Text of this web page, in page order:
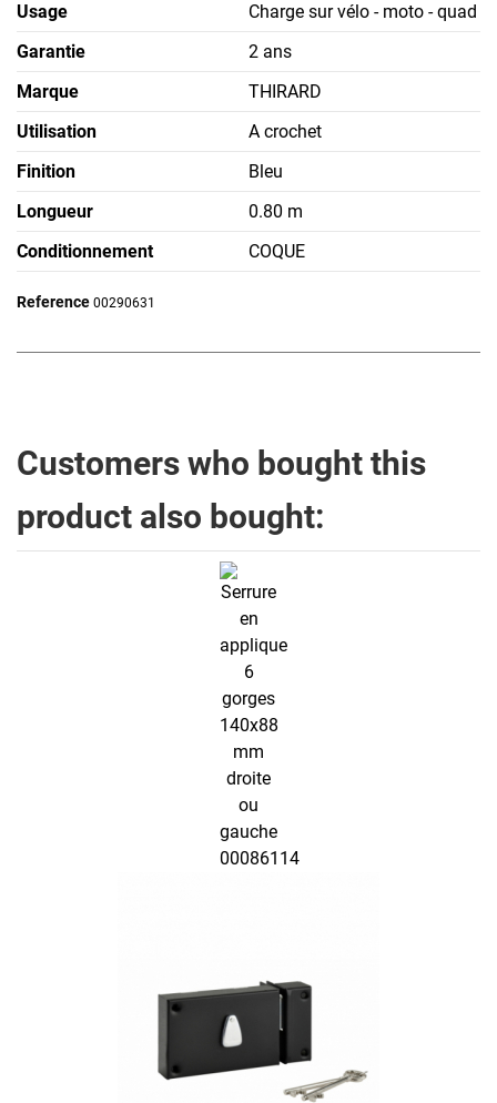
Usage
Charge sur vélo - moto - quad
Garantie
2 ans
Marque
THIRARD
Utilisation
A crochet
Finition
Bleu
Longueur
0.80 m
Conditionnement
COQUE
Reference 00290631
Customers who bought this
product also bought: